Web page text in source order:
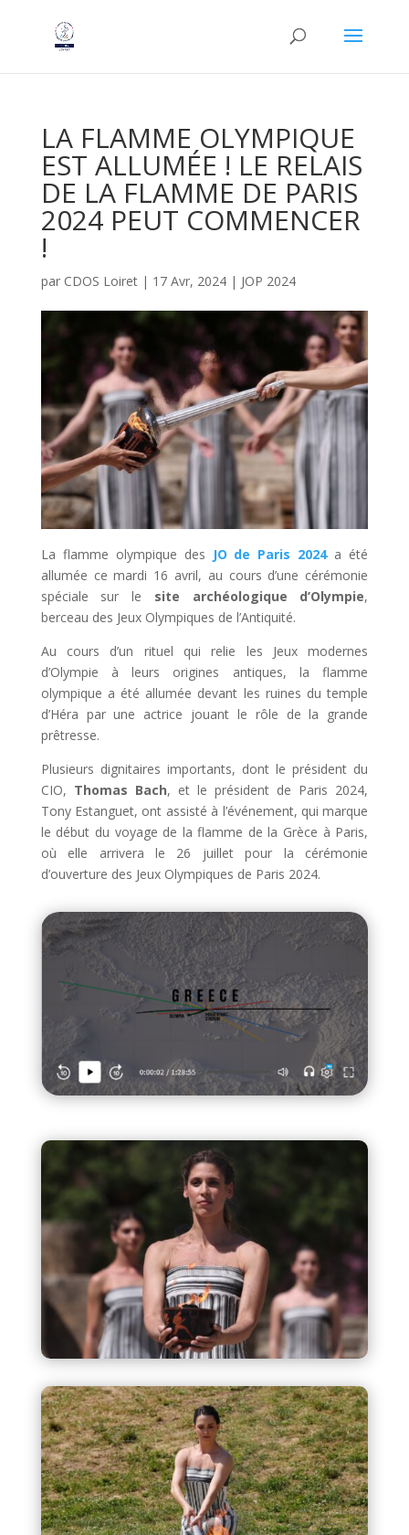
LA FLAMME OLYMPIQUE
EST ALLUMÉE ! LE RELAIS
DE LA FLAMME DE PARIS
2024 PEUT COMMENCER
!
par CDOS Loiret| 17 Avr, 2024| JOP 2024
La flamme olympique des JO de Paris 2024a été
allumée ce mardi 16 avril, au cours d’une cérémonie
spéciale sur le site archéologique d’Olympie,
berceau des Jeux Olympiques de l’Antiquité.
Au cours d’un rituel qui relie les Jeux modernes
d’Olympie à leurs origines antiques, la flamme
olympique a été allumée devant les ruines du temple
d’Héra par une actrice jouant le rôle de la grande
prêtresse.
Plusieurs dignitaires importants, dont le président du
CIO, Thomas Bach, et le président de Paris 2024,
Tony Estanguet, ont assisté à l’événement, qui marque
le début du voyage de la flamme de la Grèce à Paris,
où elle arrivera le 26 juillet pour la cérémonie
d’ouverture des Jeux Olympiques de Paris 2024.